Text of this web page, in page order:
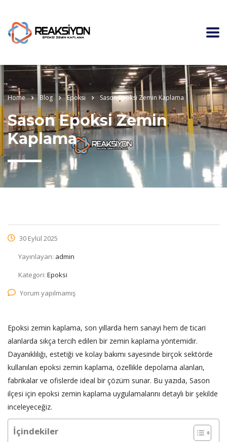
Home Blog Epoksi Sason Epoksi Zemin Kaplama
Sason Epoksi Zemin
Kaplama
30 Eylül 2025
Yayınlayan: admin
Kategori: Epoksi
Yorum yapılmamış
Epoksi zemin kaplama, son yıllarda hem sanayi hem de ticari
alanlarda sıkça tercih edilen bir zemin kaplama yöntemidir.
Dayanıklılığı, estetiği ve kolay bakımı sayesinde birçok sektörde
kullanılan epoksi zemin kaplama, özellikle depolama alanları,
fabrikalar ve ofislerde ideal bir çözüm sunar. Bu yazıda, Sason
ilçesi için epoksi zemin kaplama uygulamalarını detaylı bir şekilde
inceleyeceğiz.
İçindekiler